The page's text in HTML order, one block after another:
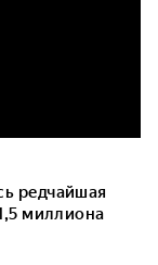
редчайшая
миллиона